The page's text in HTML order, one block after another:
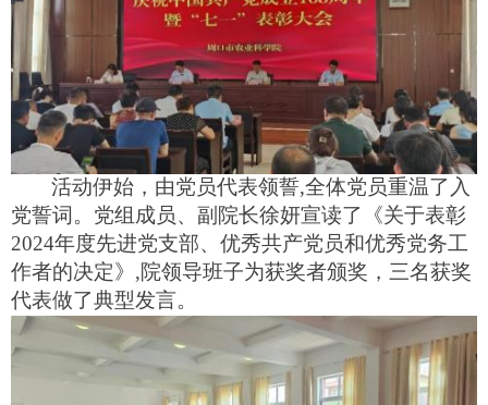
活动伊始，由党员代表领誓,全体党员重温了入
党誓词。党组成员、副院长徐妍宣读了《关于表彰
2024年度先进党支部、优秀共产党员和优秀党务工
作者的决定》,院领导班子为获奖者颁奖 ，三名获奖
代表做了典型发言。